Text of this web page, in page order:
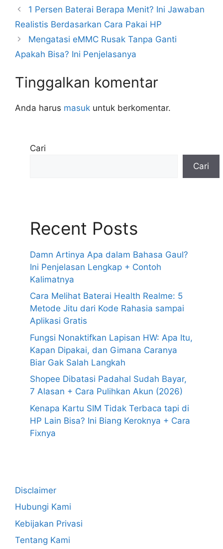
1 Persen Baterai Berapa Menit? Ini Jawaban
Realistis Berdasarkan Cara Pakai HP
Mengatasi eMMC Rusak Tanpa Ganti
Apakah Bisa? Ini Penjelasanya
Tinggalkan komentar
Anda harus masuk untuk berkomentar.
Cari
Cari
Recent Posts
Damn Artinya Apa dalam Bahasa Gaul?
Ini Penjelasan Lengkap + Contoh
Kalimatnya
Cara Melihat Baterai Health Realme: 5
Metode Jitu dari Kode Rahasia sampai
Aplikasi Gratis
Fungsi Nonaktifkan Lapisan HW: Apa Itu,
Kapan Dipakai, dan Gimana Caranya
Biar Gak Salah Langkah
Shopee Dibatasi Padahal Sudah Bayar,
7 Alasan + Cara Pulihkan Akun (2026)
Kenapa Kartu SIM Tidak Terbaca tapi di
HP Lain Bisa? Ini Biang Keroknya + Cara
Fixnya
Disclaimer
Hubungi Kami
Kebijakan Privasi
Tentang Kami